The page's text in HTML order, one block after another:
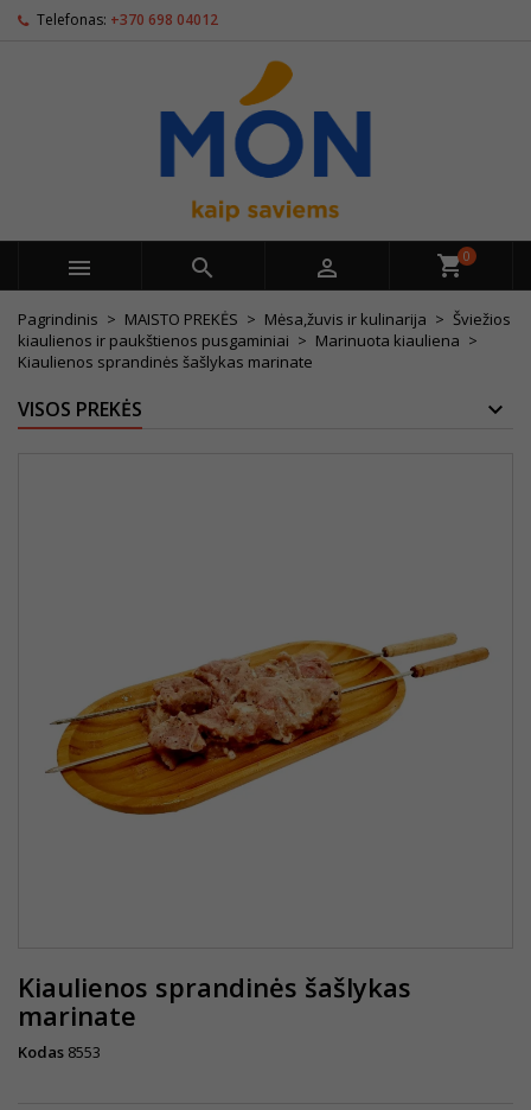
Telefonas: +370 698 04012
   0
Pagrindinis MAISTO PREKĖS Mėsa,žuvis ir kulinarija
Šviežios
kiaulienos ir paukštienos pusgaminiai
Marinuota kiauliena
Kiaulienos sprandinės šašlykas marinate
VISOS PREKĖS
Kiaulienos sprandinės šašlykas
marinate
Kodas 8553